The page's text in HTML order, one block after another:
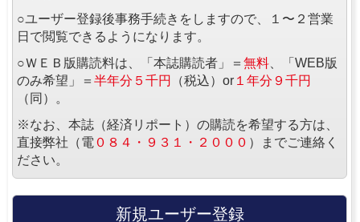
○ユーザー登録後事務手続きをしますので、１〜２営業
日で閲覧できるようになります。
○ＷＥＢ版購読料は、「本誌購読者」＝ 無料 、「WEB版
のみ希望」＝ 半年分５千円 （税込）or １年分９千円
（同）。
※なお、本誌（経済リポート）の購読を希望する方は、
直接弊社（電 ０８４・９３１・２０００ ）までご連絡く
ださい。
新規ユーザー登録